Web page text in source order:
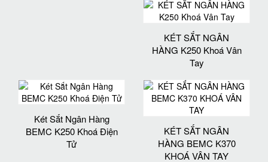
KÉT SẮT NGÂN
HÀNG K250 Khoá Vân
Tay
Két Sắt Ngân Hàng
BEMC K250 Khoá Điện
Tử
KÉT SẮT NGÂN
HÀNG BEMC K370
KHOÁ VÂN TAY